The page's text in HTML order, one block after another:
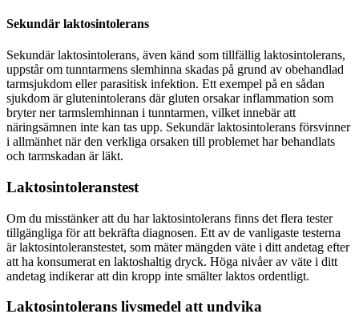
Sekundär laktosintolerans
Sekundär laktosintolerans, även känd som tillfällig laktosintolerans,
uppstår om tunntarmens slemhinna skadas på grund av obehandlad
tarmsjukdom eller parasitisk infektion. Ett exempel på en sådan
sjukdom är glutenintolerans där gluten orsakar inflammation som
bryter ner tarmslemhinnan i tunntarmen, vilket innebär att
näringsämnen inte kan tas upp. Sekundär laktosintolerans försvinner
i allmänhet när den verkliga orsaken till problemet har behandlats
och tarmskadan är läkt.
Laktosintoleranstest
Om du misstänker att du har laktosintolerans finns det flera tester
tillgängliga för att bekräfta diagnosen. Ett av de vanligaste testerna
är laktosintoleranstestet, som mäter mängden väte i ditt andetag efter
att ha konsumerat en laktoshaltig dryck. Höga nivåer av väte i ditt
andetag indikerar att din kropp inte smälter laktos ordentligt.
Laktosintolerans livsmedel att undvika